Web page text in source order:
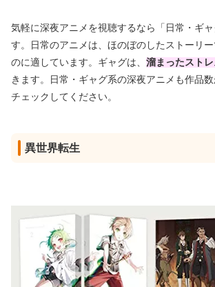
気軽に深夜アニメを視聴するなら「日常・ギ
す。日常のアニメは、ほのぼのしたストーリ
のに適しています。ギャグは、 溜まったスト
きます。日常・ギャグ系の深夜アニメも作品
チェックしてください。
異世界転生